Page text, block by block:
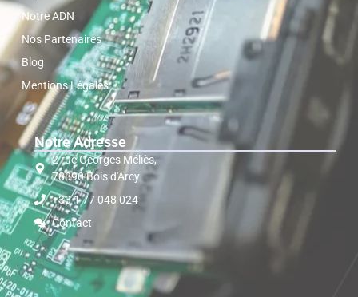
Notre ADN
Nos Partenaires
Blog
Mentions Légales
Notre Adresse
2 rue Georges Méliès,
78390 Bois d'Arcy
+33 1 77 048 024
Contact